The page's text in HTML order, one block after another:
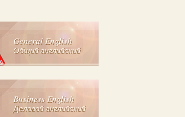
General English
Общий английский
Business English
Деловой английский